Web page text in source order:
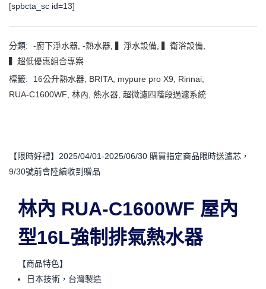
[spbcta_sc id=13]
分類: -廚下淨水器 -熱水器 ▍淨水設備 ▍衛浴設備
▍超低優惠組合專案
標籤:
16公升熱水器 BRITA mypure pro X9 Rinnai
RUA-C1600WF 林內 熱水器 超微濾四階段過濾系統
【限時好禮】2025/04/01-2025/06/30 購買指定商品限時送濾芯，
9/30號前會陸續收到贈品
林內 RUA-C1600WF 屋內
型16L強制排氣熱水器
【商品特色】
日本技術，台灣製造